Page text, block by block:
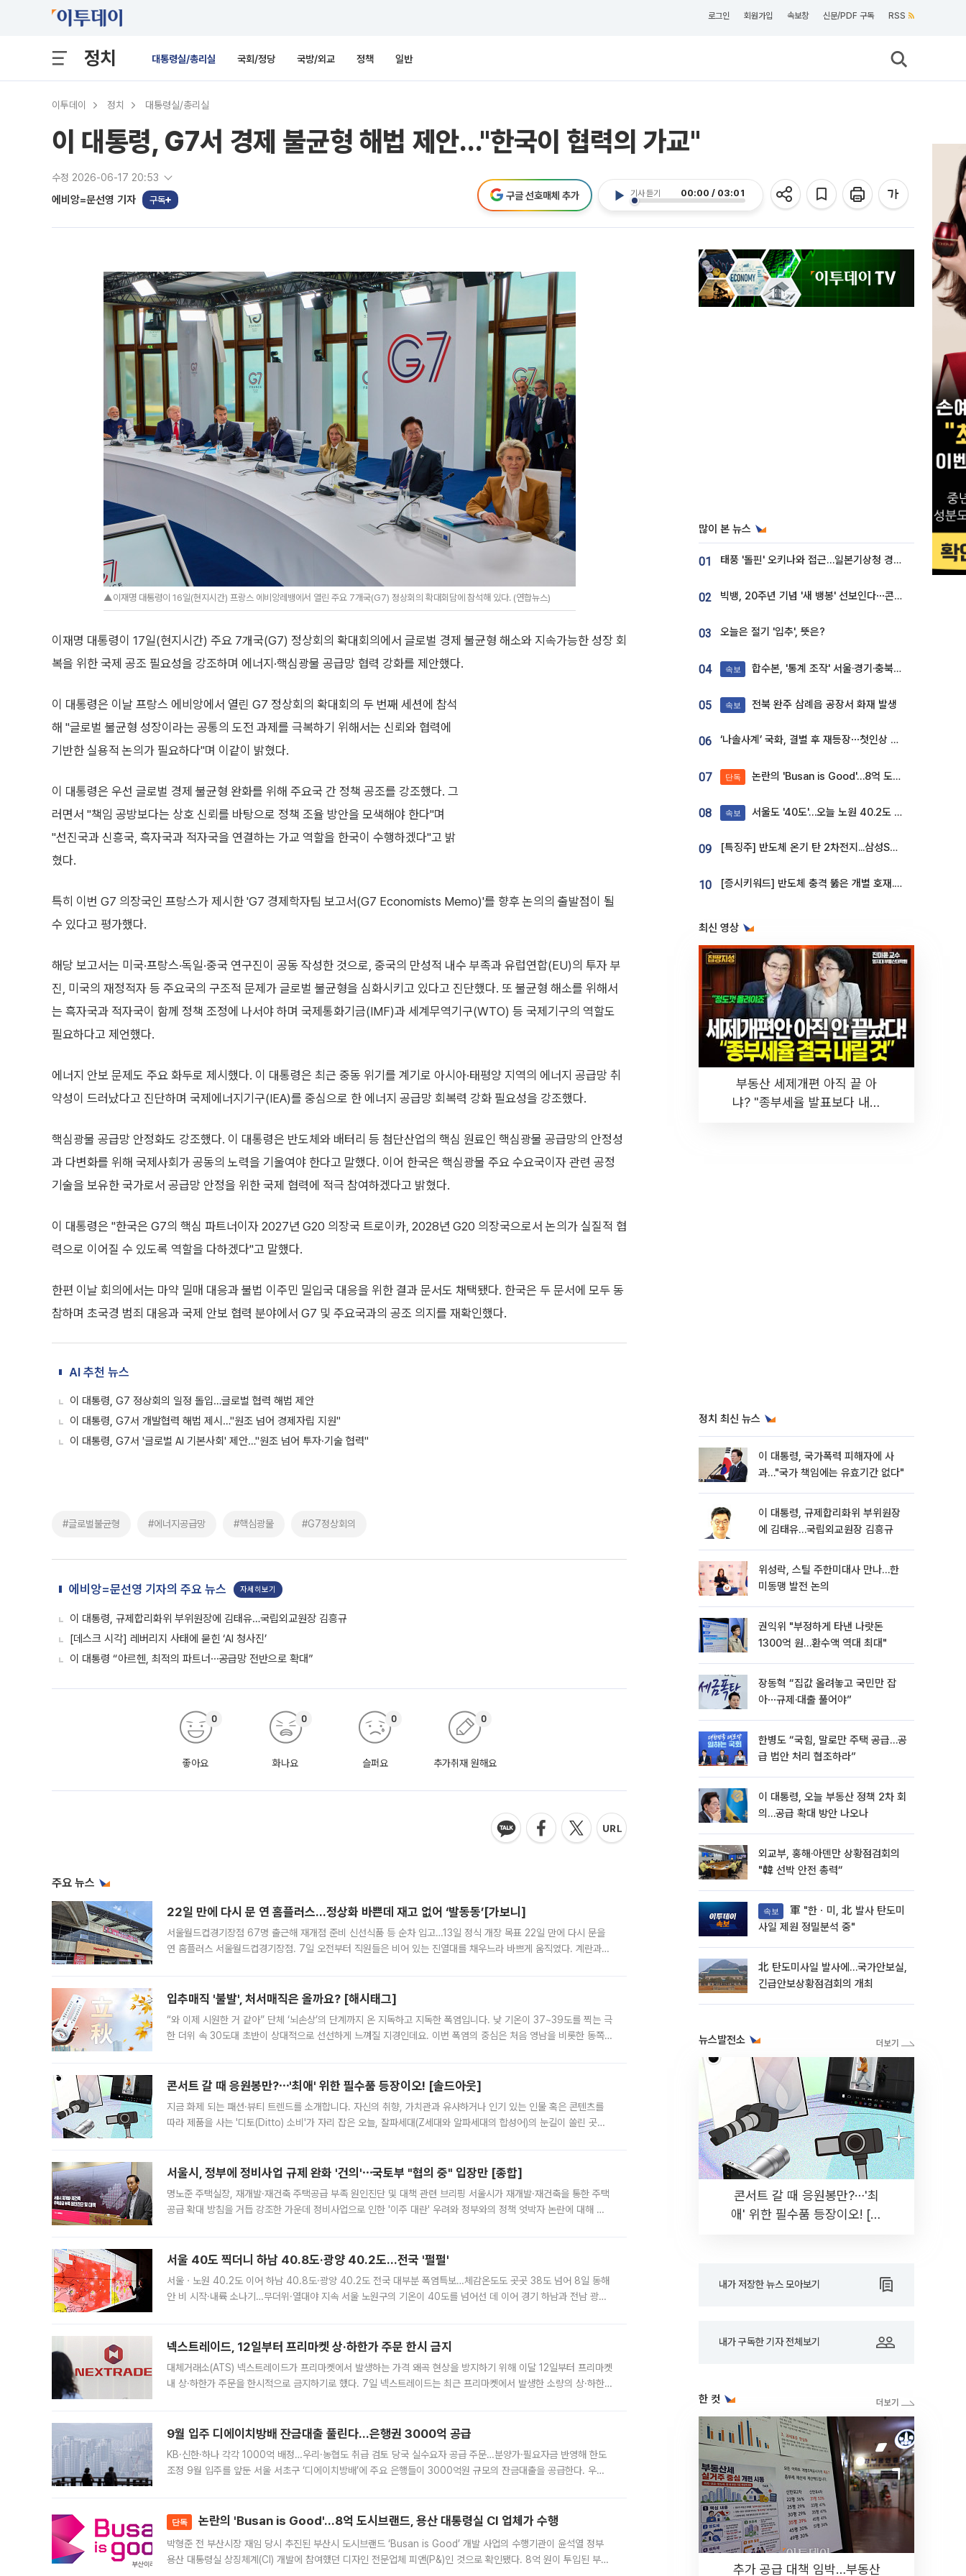
로그인 회원가입 속보창 신문/PDF 구독 RSS
정치 대통령실/총리실 국회/정당 국방/외교 정책 일반
이투데이 정치 대통령실/총리실
이 대통령, G7서 경제 불균형 해법 제안…"한국이 협력의 가교"
수정 2026-06-17 20:53
에비앙=문선영 기자 구독
기사 듣기 00:00 / 03:01
구글 선호매체 추가
▲이재명 대통령이 16일(현지시간) 프랑스 에비앙레뱅에서 열린 주요 7개국(G7) 정상회의 확대회담에 참석해 있다. (연합뉴스)
이재명 대통령이 17일(현지시간) 주요 7개국(G7) 정상회의 확대회의에서 글로벌 경제 불균형 해소와 지속가능한 성장 회
복을 위한 국제 공조 필요성을 강조하며 에너지·핵심광물 공급망 협력 강화를 제안했다.
이 대통령은 이날 프랑스 에비앙에서 열린 G7 정상회의 확대회의 두 번째 세션에 참석
해 "글로벌 불균형 성장이라는 공통의 도전 과제를 극복하기 위해서는 신뢰와 협력에
기반한 실용적 논의가 필요하다"며 이같이 밝혔다.
이 대통령은 우선 글로벌 경제 불균형 완화를 위해 주요국 간 정책 공조를 강조했다. 그
러면서 "책임 공방보다는 상호 신뢰를 바탕으로 정책 조율 방안을 모색해야 한다"며
"선진국과 신흥국, 흑자국과 적자국을 연결하는 가교 역할을 한국이 수행하겠다"고 밝
혔다.
특히 이번 G7 의장국인 프랑스가 제시한 'G7 경제학자팀 보고서(G7 Economists Memo)'를 향후 논의의 출발점이 될
수 있다고 평가했다.
해당 보고서는 미국·프랑스·독일·중국 연구진이 공동 작성한 것으로, 중국의 만성적 내수 부족과 유럽연합(EU)의 투자 부
진, 미국의 재정적자 등 주요국의 구조적 문제가 글로벌 불균형을 심화시키고 있다고 진단했다. 또 불균형 해소를 위해서
는 흑자국과 적자국이 함께 정책 조정에 나서야 하며 국제통화기금(IMF)과 세계무역기구(WTO) 등 국제기구의 역할도
필요하다고 제언했다.
에너지 안보 문제도 주요 화두로 제시했다. 이 대통령은 최근 중동 위기를 계기로 아시아·태평양 지역의 에너지 공급망 취
약성이 드러났다고 진단하며 국제에너지기구(IEA)를 중심으로 한 에너지 공급망 회복력 강화 필요성을 강조했다.
핵심광물 공급망 안정화도 강조했다. 이 대통령은 반도체와 배터리 등 첨단산업의 핵심 원료인 핵심광물 공급망의 안정성
과 다변화를 위해 국제사회가 공동의 노력을 기울여야 한다고 말했다. 이어 한국은 핵심광물 주요 수요국이자 관련 공정
기술을 보유한 국가로서 공급망 안정을 위한 국제 협력에 적극 참여하겠다고 밝혔다.
이 대통령은 "한국은 G7의 핵심 파트너이자 2027년 G20 의장국 트로이카, 2028년 G20 의장국으로서 논의가 실질적 협
력으로 이어질 수 있도록 역할을 다하겠다"고 말했다.
한편 이날 회의에서는 마약 밀매 대응과 불법 이주민 밀입국 대응을 위한 결과 문서도 채택됐다. 한국은 두 문서에 모두 동
참하며 초국경 범죄 대응과 국제 안보 협력 분야에서 G7 및 주요국과의 공조 의지를 재확인했다.
AI 추천 뉴스
이 대통령, G7 정상회의 일정 돌입…글로벌 협력 해법 제안
이 대통령, G7서 개발협력 해법 제시…"원조 넘어 경제자립 지원"
이 대통령, G7서 '글로벌 AI 기본사회' 제안…"원조 넘어 투자·기술 협력"
#글로벌불균형 #에너지공급망 #핵심광물 #G7정상회의
에비앙=문선영 기자의 주요 뉴스 자세히보기
이 대통령, 규제합리화위 부위원장에 김태유…국립외교원장 김흥규
[데스크 시각] 레버리지 사태에 묻힌 ‘AI 청사진’
이 대통령 “아르헨, 최적의 파트너⋯공급망 전반으로 확대”
좋아요
0
화나요
0
슬퍼요
0
추가취재 원해요
0
주요 뉴스
22일 만에 다시 문 연 홈플러스…정상화 바쁜데 재고 없어 ‘발동동’[가보니]
서울월드컵경기장점 67명 출근해 재개점 준비 신선식품 등 순차 입고…13일 정식 개장 목표 22일 만에 다시 문을
연 홈플러스 서울월드컵경기장점. 7일 오전부터 직원들은 비어 있는 진열대를 채우느라 바쁘게 움직였다. 계란과
입추매직 '불발', 처서매직은 올까요? [해시태그]
“와 이제 시원한 거 같아” 단체 ‘뇌손상’의 단계까지 온 지독하고 지독한 폭염입니다. 낮 기온이 37~39도를 찍는 극
한 더위 속 30도대 초반이 상대적으로 선선하게 느껴질 지경인데요. 이번 폭염의 중심은 처음 영남을 비롯한 동쪽
콘서트 갈 때 응원봉만?⋯'최애' 위한 필수품 등장이오! [솔드아웃]
지금 화제 되는 패션·뷰티 트렌드를 소개합니다. 자신의 취향, 가치관과 유사하거나 인기 있는 인물 혹은 콘텐츠를
따라 제품을 사는 '디토(Ditto) 소비'가 자리 잡은 오늘, 잘파세대(Z세대와 알파세대의 합성어)의 눈길이 쏠린 곳은
서울시, 정부에 정비사업 규제 완화 '건의'⋯국토부 "협의 중" 입장만 [종합]
명노준 주택실장, 재개발·재건축 주택공급 부족 원인진단 및 대책 관련 브리핑 서울시가 재개발·재건축을 통한 주택
공급 확대 방침을 거듭 강조한 가운데 정비사업으로 인한 '이주 대란' 우려와 정부와의 정책 엇박자 논란에 대해 정
서울 40도 찍더니 하남 40.8도·광양 40.2도…전국 '펄펄'
서울ㆍ노원 40.2도 이어 하남 40.8도·광양 40.2도 전국 대부분 폭염특보…체감온도도 곳곳 38도 넘어 8일 동해
안 비 시작·내륙 소나기…무더위·열대야 지속 서울 노원구의 기온이 40도를 넘어선 데 이어 경기 하남과 전남 광양
넥스트레이드, 12일부터 프리마켓 상·하한가 주문 한시 금지
대체거래소(ATS) 넥스트레이드가 프리마켓에서 발생하는 가격 왜곡 현상을 방지하기 위해 이달 12일부터 프리마켓
내 상·하한가 주문을 한시적으로 금지하기로 했다. 7일 넥스트레이드는 최근 프리마켓에서 발생한 소량의 상·하한
9월 입주 디에이치방배 잔금대출 풀린다…은행권 3000억 공급
KB·신한·하나 각각 1000억 배정…우리·농협도 취급 검토 당국 실수요자 공급 주문…분양가·필요자금 반영해 한도
조정 9월 입주를 앞둔 서울 서초구 ‘디에이치방배’에 주요 은행들이 3000억원 규모의 잔금대출을 공급한다. 우리
단독 논란의 'Busan is Good'…8억 도시브랜드, 용산 대통령실 CI 업체가 수행
박형준 전 부산시장 재임 당시 추진된 부산시 도시브랜드 ‘Busan is Good’ 개발 사업의 수행기관이 윤석열 정부
용산 대통령실 상징체계(CI) 개발에 참여했던 디자인 전문업체 피앤(P&)인 것으로 확인됐다. 8억 원이 투입된 부산
많이 본 뉴스
01 태풍 '돌핀' 오키나와 접근…일본기상청 경로 업데이트
02 빅뱅, 20주년 기념 '새 뱅봉' 선보인다⋯콘서트 앞두고 팝업 개최
03 오늘은 절기 '입추', 뜻은?
04 속보 합수본, '통계 조작' 서울·경기·충북 선관위 등 추가 압수수색
05 속보 전북 완주 삼례읍 공장서 화재 발생
06 ‘나솔사계’ 국화, 결별 후 재등장⋯첫인상 투표 휩쓸고 ‘인기녀’ 등극
07 단독 논란의 'Busan is Good'…8억 도시브랜드, 용산 대통령실 CI 업체가 수행
08 속보 서울도 '40도'…오늘 노원 40.2도 기록
09 [특징주] 반도체 온기 탄 2차전지...삼성SDI, 장 초반 7% 넘게 껑충
10 [증시키워드] 반도체 충격 뚫은 개별 호재...포스코퓨처엠·에코프로·한화솔루션 '눈길'
최신 영상
부동산 세제개편 아직 끝 아
냐? "종부세율 발표보다 내릴
정치 최신 뉴스
이 대통령, 국가폭력 피해자에 사
과…"국가 책임에는 유효기간 없다"
이 대통령, 규제합리화위 부위원장
에 김태유…국립외교원장 김흥규
위성락, 스틸 주한미대사 만나…한
미동맹 발전 논의
권익위 "부정하게 타낸 나랏돈
1300억 원…환수액 역대 최대"
장동혁 “집값 올려놓고 국민만 잡
아⋯규제·대출 풀어야”
한병도 “국힘, 말로만 주택 공급…공
급 법안 처리 협조하라”
이 대통령, 오늘 부동산 정책 2차 회
의…공급 확대 방안 나오나
외교부, 홍해·아덴만 상황점검회의
"韓 선박 안전 총력“
속보
사일 제원 정밀분석 중"
北 탄도미사일 발사에…국가안보실,
긴급안보상황점검회의 개최
뉴스발전소
콘서트 갈 때 응원봉만?⋯'최
애' 위한 필수품 등장이오! [솔
내가 저장한 뉴스 모아보기
내가 구독한 기자 전체보기
한 컷
추가 공급 대책 임박…부동산